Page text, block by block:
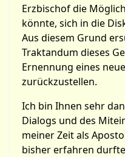
Erzbischof die
könnte, sich in die
Aus diesem Grund
Traktandum dieses
Ernennung eines
zurückzustellen.
Ich bin Ihnen sehr
Dialogs und des
meiner Zeit als
bisher erfahren